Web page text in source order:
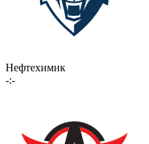
Нефтехимик
-:-